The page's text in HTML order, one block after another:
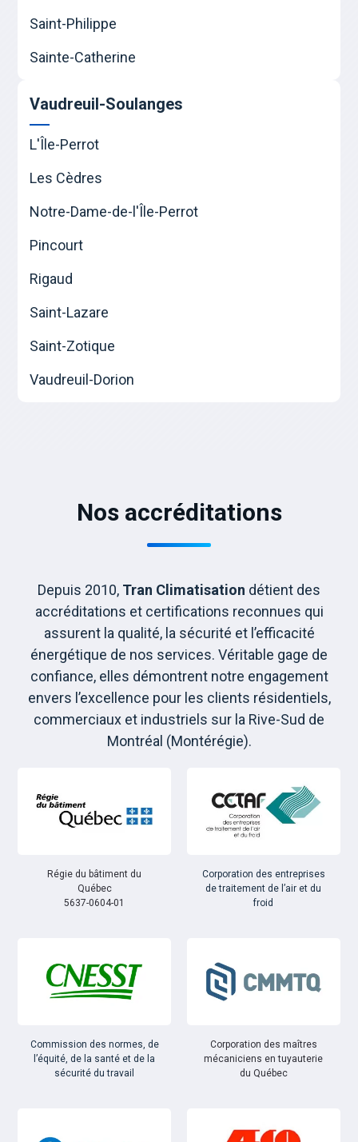
Saint-Philippe
Sainte-Catherine
Vaudreuil-Soulanges
L'Île-Perrot
Les Cèdres
Notre-Dame-de-l'Île-Perrot
Pincourt
Rigaud
Saint-Lazare
Saint-Zotique
Vaudreuil-Dorion
Nos accréditations
Depuis 2010, Tran Climatisation détient des
accréditations et certifications reconnues qui
assurent la qualité, la sécurité et l’efficacité
énergétique de nos services. Véritable gage de
confiance, elles démontrent notre engagement
envers l’excellence pour les clients résidentiels,
commerciaux et industriels sur la Rive-Sud de
Montréal (Montérégie).
Régie du bâtiment du
Québec
5637-0604-01
Corporation des entreprises
de traitement de l’air et du
froid
Commission des normes, de
l’équité, de la santé et de la
sécurité du travail
Corporation des maîtres
mécaniciens en tuyauterie
du Québec